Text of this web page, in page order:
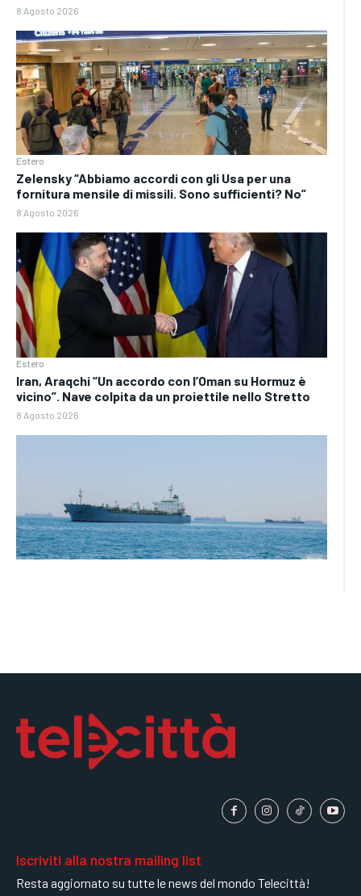
8 Agosto 2026
Estero
Zelensky “Abbiamo accordi con gli Usa per una
fornitura mensile di missili. Sono sufficienti? No”
8 Agosto 2026
Estero
Iran, Araqchi “Un accordo con l’Oman su Hormuz è
vicino”. Nave colpita da un proiettile nello Stretto
8 Agosto 2026
Iscriviti alla nostra mailing list
Resta aggiornato su tutte le news del mondo Telecittà!